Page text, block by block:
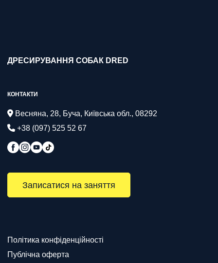
ДРЕСИРУВАННЯ СОБАК DRED
КОНТАКТИ
Весняна, 28, Буча, Київська обл., 08292
+38 (097) 525 52 67
Записатися на заняття
Політика конфіденційності
Публічна оферта